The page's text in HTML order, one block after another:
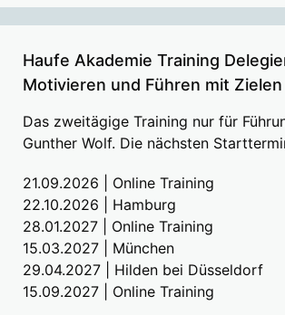
Haufe Akademie Training
Motivieren und Führen mit Zielen
Das zweitägige Training nur für
Gunther Wolf. Die nächsten
21.09.2026 | Online Training
22.10.2026 | Hamburg
28.01.2027 | Online Training
15.03.2027 | München
29.04.2027 | Hilden bei Düsseldorf
15.09.2027 | Online Training